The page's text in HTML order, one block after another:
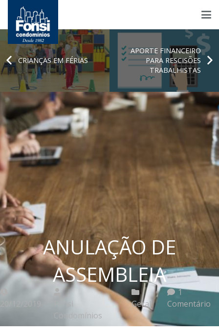
CRIANÇAS EM FÉRIAS
APORTE FINANCEIRO
PARA RESCISÕES
TRABALHISTAS
ANULAÇÃO DE
ASSEMBLEIA
Fonsi
Condomínios
Geral
1
Comentário